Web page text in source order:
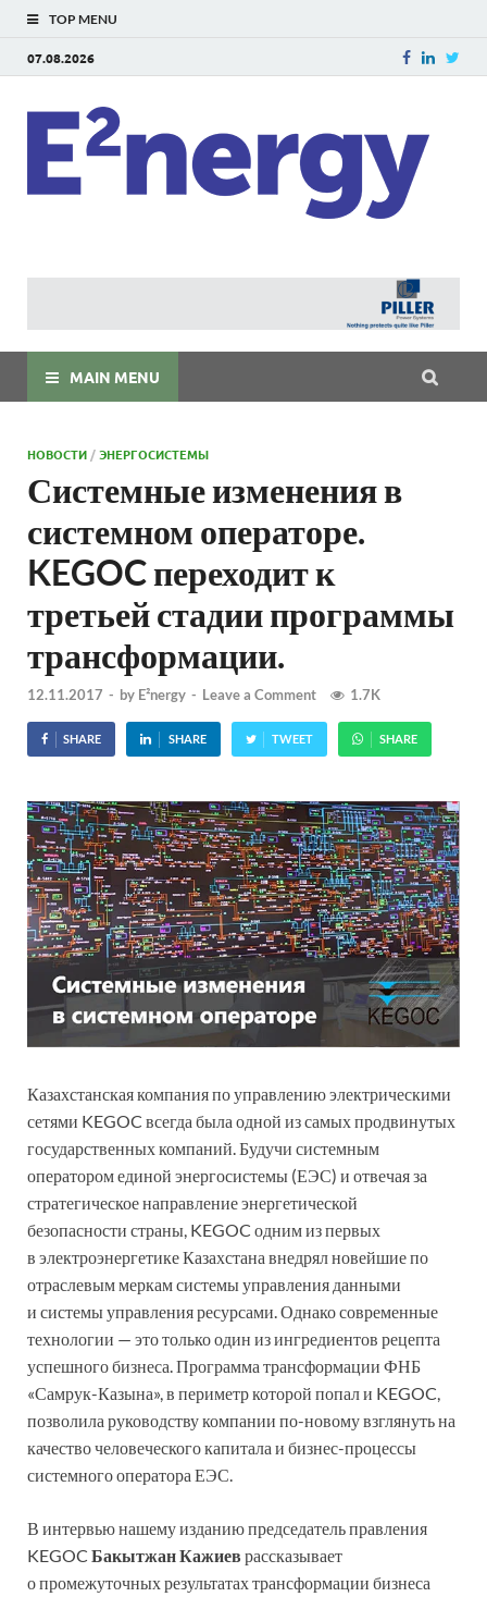
TOP MENU
07.08.2026
MAIN MENU
НОВОСТИ /ЭНЕРГОСИСТЕМЫ
Системные изменения в
системном операторе.
KEGOC переходит к
третьей стадии программы
трансформации.
12.11.2017 - by E²nergy - Leave a Comment 1.7K
SHARE SHARE TWEET SHARE
Казахстанская компания по управлению электрическими
сетями KEGOC всегда была одной из самых продвинутых
государственных компаний. Будучи системным
оператором единой энергосистемы (ЕЭС) и отвечая за
стратегическое направление энергетической
безопасности страны, KEGOC одним из первых
в электроэнергетике Казахстана внедрял новейшие по
отраслевым меркам системы управления данными
и системы управления ресурсами. Однако современные
технологии — это только один из ингредиентов рецепта
успешного бизнеса. Программа трансформации ФНБ
«Самрук-Казына», в периметр которой попал и KEGOC,
позволила руководству компании по-новому взглянуть на
качество человеческого капитала и бизнес-процессы
системного оператора ЕЭС.
В интервью нашему изданию председатель правления
KEGOC Бакытжан Кажиев рассказывает
о промежуточных результатах трансформации бизнеса